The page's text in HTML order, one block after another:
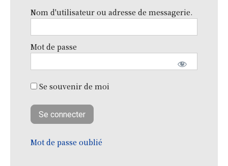
Nom d'utilisateur ou adresse de messagerie.
Mot de passe
Se souvenir de moi
Mot de passe oublié